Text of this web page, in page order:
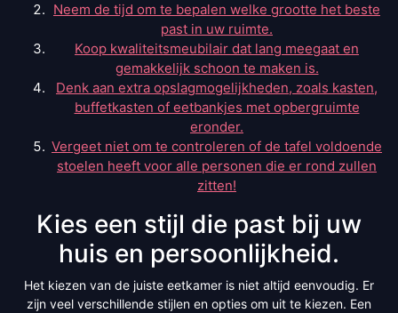
Neem de tijd om te bepalen welke grootte het beste
past in uw ruimte.
Koop kwaliteitsmeubilair dat lang meegaat en
gemakkelijk schoon te maken is.
Denk aan extra opslagmogelijkheden, zoals kasten,
buffetkasten of eetbankjes met opbergruimte
eronder.
Vergeet niet om te controleren of de tafel voldoende
stoelen heeft voor alle personen die er rond zullen
zitten!
Kies een stijl die past bij uw
huis en persoonlijkheid.
Het kiezen van de juiste eetkamer is niet altijd eenvoudig. Er
zijn veel verschillende stijlen en opties om uit te kiezen. Een